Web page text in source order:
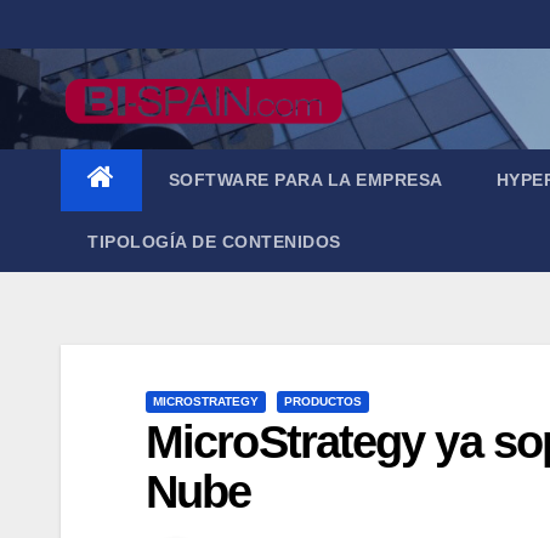
al
contenido
SOFTWARE PARA LA EMPRESA
TIPOLOGÍA DE CONTENIDOS
MICROSTRATEGY PRODUCTOS
MicroStrategy ya
Nube